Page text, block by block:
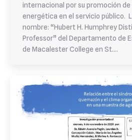
internacional por su promoción
energética en el servicio público.
nombre: “Hubert H. Humphrey
Professor” del Departamento de
de Macalester College en St.…